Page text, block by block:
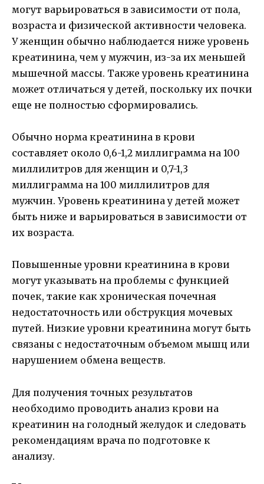
могут варьироваться в зависимости от пола,
возраста и физической активности человека.
У женщин обычно наблюдается ниже уровень
креатинина, чем у мужчин, из-за их меньшей
мышечной массы. Также уровень креатинина
может отличаться у детей, поскольку их почки
еще не полностью сформировались.
Обычно норма креатинина в крови
составляет около 0,6-1,2 миллиграмма на 100
миллилитров для женщин и 0,7-1,3
миллиграмма на 100 миллилитров для
мужчин. Уровень креатинина у детей может
быть ниже и варьироваться в зависимости от
их возраста.
Повышенные уровни креатинина в крови
могут указывать на проблемы с функцией
почек, такие как хроническая почечная
недостаточность или обструкция мочевых
путей. Низкие уровни креатинина могут быть
связаны с недостаточным объемом мышц или
нарушением обмена веществ.
Для получения точных результатов
необходимо проводить анализ крови на
креатинин на голодный желудок и следовать
рекомендациям врача по подготовке к
анализу.